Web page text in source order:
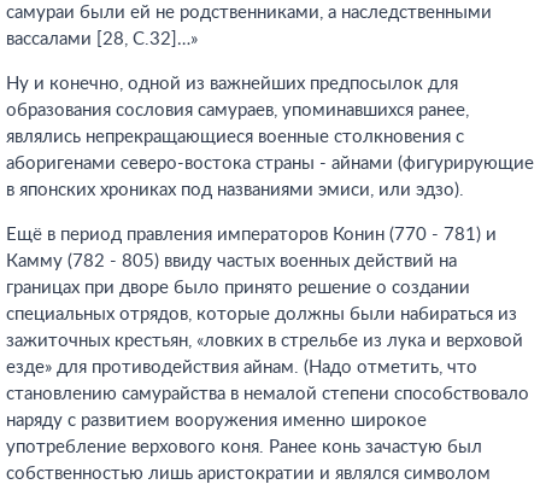
самураи были ей не родственниками, а наследственными
вассалами [28, C.32]…»
Ну и конечно, одной из важнейших предпосылок для
образования сословия самураев, упоминавшихся ранее,
являлись непрекращающиеся военные столкновения с
аборигенами северо-востока страны - айнами (фигурирующие
в японских хрониках под названиями эмиси, или эдзо).
Ещё в период правления императоров Конин (770 - 781) и
Камму (782 - 805) ввиду частых военных действий на
границах при дворе было принято решение о создании
специальных отрядов, которые должны были набираться из
зажиточных крестьян, «ловких в стрельбе из лука и верховой
езде» для противодействия айнам. (Надо отметить, что
становлению самурайства в немалой степени способствовало
наряду с развитием вооружения именно широкое
употребление верхового коня. Ранее конь зачастую был
собственностью лишь аристократии и являлся символом